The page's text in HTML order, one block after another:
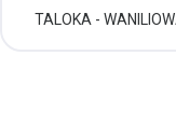
TALOKA -